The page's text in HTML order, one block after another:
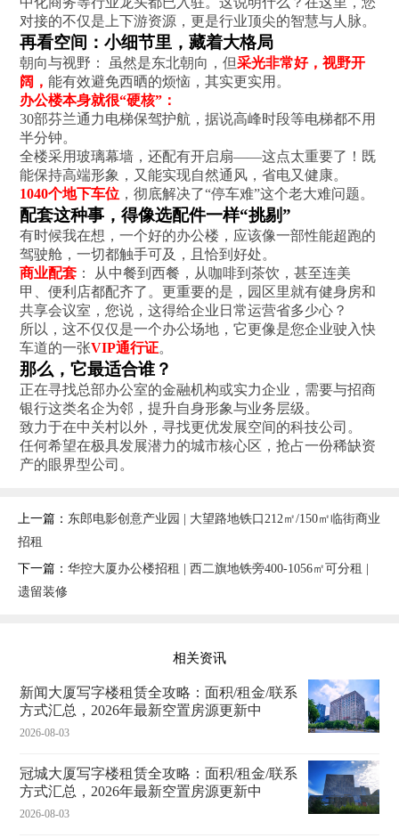
对接的不仅是上下游资源，更是行业顶尖的智慧与人脉。
再看空间：小细节里，藏着大格局
朝向与视野： 虽然是东北朝向，但采光非常好，视野开
阔，能有效避免西晒的烦恼，其实更实用。
办公楼本身就很“硬核”：
30部芬兰通力电梯保驾护航，据说高峰时段等电梯都不用
半分钟。
全楼采用玻璃幕墙，还配有开启扇——这点太重要了！既
能保持高端形象，又能实现自然通风，省电又健康。
1040个地下车位 ，彻底解决了“停车难”这个老大难问题。
配套这种事，得像选配件一样“挑剔”
有时候我在想，一个好的办公楼，应该像一部性能超跑的
驾驶舱，一切都触手可及，且恰到好处。
商业配套 ： 从中餐到西餐，从咖啡到茶饮，甚至连美
甲、便利店都配齐了。更重要的是，园区里就有健身房和
共享会议室，您说，这得给企业日常运营省多少心？
所以，这不仅仅是一个办公场地，它更像是您企业驶入快
车道的一张VIP通行证。
那么，它最适合谁？
正在寻找总部办公室的金融机构或实力企业，需要与招商
银行这类名企为邻，提升自身形象与业务层级。
致力于在中关村以外，寻找更优发展空间的科技公司。
任何希望在极具发展潜力的城市核心区，抢占一份稀缺资
产的眼界型公司。
上一篇： 东郎电影创意产业园 | 大望路地铁口212㎡/150㎡临街商业
招租
下一篇： 华控大厦办公楼招租 | 西二旗地铁旁400-1056㎡可分租 |
遗留装修
相关资讯
新闻大厦写字楼租赁全攻略：面积/租金/联系
方式汇总，2026年最新空置房源更新中
2026-08-03
冠城大厦写字楼租赁全攻略：面积/租金/联系
方式汇总，2026年最新空置房源更新中
2026-08-03